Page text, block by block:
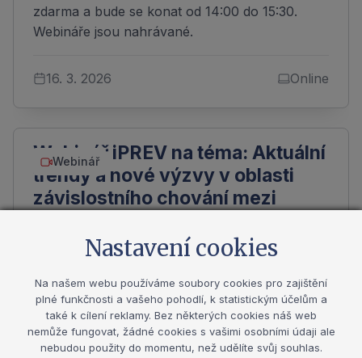
zdarma a bude se konat od 14:00 do 15:30.
Webináře jsou nahrávané.
16. 3. 2026 Online
Webinář
Webinář iPREV na téma: Aktuální
trendy a nové výzvy v oblasti
závislostního chování mezi
ESPAD 2024 a podpora
primární prevenci v ČR
Srdečně Vás zveme na další webinář iPREV,
Nastavení cookies
Na našem webu používáme soubory cookies pro zajištění
plné funkčnosti a vašeho pohodlí, k statistickým účelům a
také k cílení reklamy. Bez některých cookies náš web
nemůže fungovat, žádné cookies s vašimi osobními údaji ale
nebudou použity do momentu, než udělíte svůj souhlas.